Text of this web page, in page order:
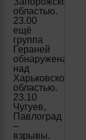
областью.
23.00
ещё
группа
Гераней
обнаружена
над
Харьковской
областью.
23.10
Чугуев,
Павлоград
–
взрывы.